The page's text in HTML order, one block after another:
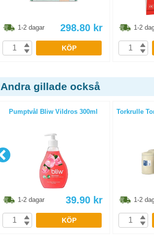
1-2 dagar 298.80 kr
KÖP
1-2
Andra gillade också
Pumptvål Bliw Vildros 300ml
1-2 dagar 39.90 kr
KÖP
Torkrulle
1-2